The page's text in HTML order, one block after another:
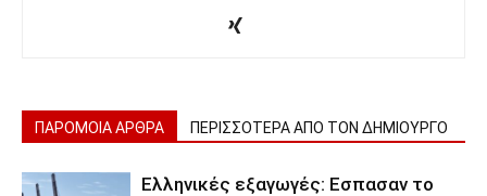
ΠΑΡΟΜΟΙΑ ΑΡΘΡΑ ΠΕΡΙΣΣΟΤΕΡΑ ΑΠΟ ΤΟΝ ΔΗΜΙΟΥΡΓΟ
Ελληνικές εξαγωγές: Εσπασαν το